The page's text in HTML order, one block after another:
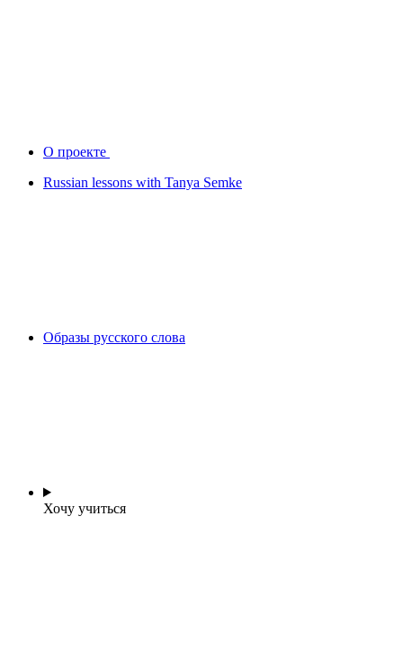
О проекте
Russian lessons with Tanya Semke
Образы русского слова
Хочу учиться